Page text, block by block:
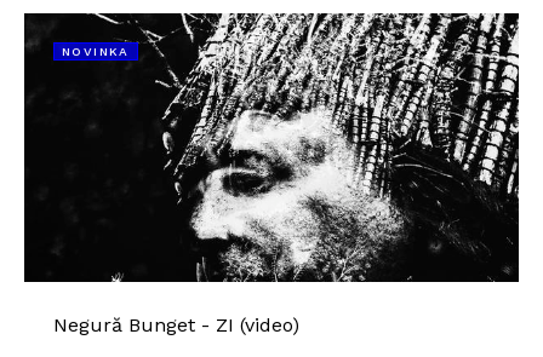
NOVINKA
Negură Bunget - ZI (video)